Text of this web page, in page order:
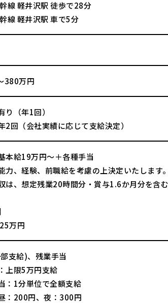
線 軽井沢駅 徒歩で28分
線 軽井沢駅 車で5分
380万円
り（年1回）
2回（会社実績に応じて支給決定）
本給19万円～＋各種手当
力、経験、前職給を考慮の上決定いたします。
は、想定残業20時間分・賞与1.6か月分を含む
万円
支給)、残業手当
上限5万円支給
：1分単位で全額支給
：200円、夜：300円